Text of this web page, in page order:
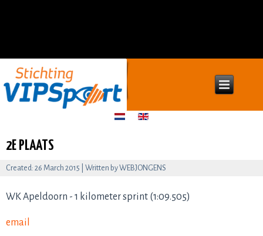
2E PLAATS
Created: 26 March 2015 Written by WEBJONGENS
WK Apeldoorn - 1 kilometer sprint (1:09.505)
email